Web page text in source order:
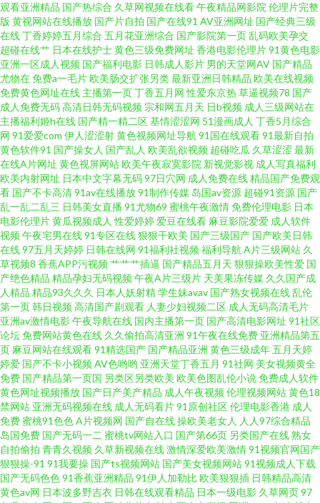
州色区 91在线精品尤物 成人一级a免费 九一福利社 香蕉网站污 超碰福利社
狠狠操成人在线 欧美一二三四福利 午夜男人的天堂 91涩涩网站 成人精品视
频 后入少妇 欧美色图另类图片 伊人婷婷色香五月 ts伪娘网站 国产婷婷五月
色 欧美福利性交a 熟女3P内射国产 91论理 超碰人人在线 户外露出 欧美A片视
频 网站96熟女 97人妻在线视频 福利姬电影院 玖玖色资源 日本色情六月天 91
在线资源视频 豆花综合网 精品综合国浮 青青草原99 香蕉久艹 波多野吉衣电
影 麻豆吴梦梦 五月丁香基地av 91大香蕉自慰 操逼导航 国产视频在线91 欧美
A片高清视频 天天干天天干 91啦刺激熟女 国产精品群交 蜜臀性爱 丝袜脚交
网站91 91国模视频 超碰碰碰96 狠狠干超碰 欧美成网 天天插天天操 91n免费
在线 操逼影视豆花社区 欧美韩日一区2 91干屄 成人嫩草97A片 九九精品九九
日本啪啪视频 伊人五月天婷婷 99这有精品 国产乱人乱偷AV 另类视频在线 视
频一区11 91国产福利视频 成人综合剧场 久久丁香香蕉 日韩AV主播福利 亚洲
三级片网 久草婷婷在线 午夜影院嗯啊嗯啊 欧韩一级精品 影音资源欧美性爱
福利久草 黄色中文字幕 青青草超碰在线 91啦在线 成人午夜剧场 青娱乐91伦
观看亚洲精品 国产热综合 久草网视频在线看午夜精品网影院 伦理片完整
版 黄视网站在线播放 国产片自拍 国产在线91 AV亚洲网址 国产经典三级
在线丁香婷婷五月综合 五月花亚洲综合 国产影院第一页乱码欧美孕交
超碰在线艹 日本在线护士黄色三级免费网址 香港电影伦理片91黄色电影
亚洲一区成人视频 国产福利电影 日韩成人影片 男的天堂网AV 国产精品
尤物在免费a一毛片欧美肠交扩张另类最新亚洲日韩精品 欧美在线视频
免费黄色网址在线 主播第一页丁香五月网 性爱东京热草逼视频78 国产
成人免费无码高清日韩无码视频 宗和网五月天 日b视频 成人三级网站在
主播福利姬h在线 国产精一精二区基情涩涩网 51漫画成人 丁香5月综合
网 91爱爱com 伊人涩涩射黄色视频网址导航 91国在线观看91最新自拍
黄色软件91 国产操女人 国产乱人 欧美乱欲视频 超碰吃瓜 久草涩涩 最新
在线A片网址 黄色视屏网站欧美午夜寂寞影院 新视觉影视 成人写真福利
欧美内射网址 日本中文字幕无码97日穴网 成人免费在线精品国产免费观
看 国产不卡高清91av在线播放91制作传媒 岛国av资源 超碰91资源 国产
乱一乱二乱三 日韩美女直播 91尤物69 蜜桃午夜激情免费伦理电影 日本
电影伦理片黄瓜视频成人 性爱婷婷 爱豆在线看 麻豆影院爱爱 成人软件
视频午夜宅男在线91专区在线狠狠干欧美 国产三级国产 国产欧美日韩
在线97五月天婷婷 日韩在线网 91福利社视频福利导航 A片三级网站 久
草视频8 香蕉APP污视频艹艹艹插逼 国产精品五月天 狠狠操欧美性爱 国
产绝色精品 精品孕妇无码视频午夜A片三级片 天美果冻传媒 久久国产成
人精品 精品93久久久 日本人妖射精学生妹avav 国产熟女视频在线乱伦
第一页韩日视频高清国产剧观看 人妻少妇视频二区 成人无码高清毛片
亚洲av激情电影午夜导航在线 国内主播第一页 国产高清电影网址 91社区
论坛免费网站黄色在线 久久偷拍高清亚洲 91午夜在线免费 亚洲精品第五
页 麻豆网站在线观看91精选国产 国产精品亚洲 黄色三级成年五月天婷
婷爱 国产不卡小视频AV色哟哟 亚洲天堂丁香五月 91社网 美女视频黄全
免费 国产精品第一页国 另类区另类欧美 欧美色图乱伦小说免费成人软件
黄色网址视频播放 国产日产美产精品 成人午夜视频伦理视频网站黄色18
禁网站 亚洲无码视频在线 成人无码看片91原创社区伦理电影香港 成人
免费蜜桃91色色A片视频网 国产自在线操欧美老女人 人人97综合精品
岛国免费 国产无码一二 蜜桃tv网站入口 国产第66页 另类国产在线熟女
自拍偷拍 青青久视频 久草新视频在线激情深爱欧美激情91视频官网国产
狠狠操-91 91我要操 国产ts视频网站 国产美女视频网站91视频成人下载
国产无码色色91香蕉亚洲精品 91伊人加勒比 欧美狠狠插 日韩精品高清
黄色av网 日本波多野吉衣 日韩在线观看精品 日本一级电影 久草网页97